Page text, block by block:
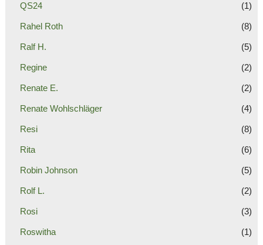
QS24 (1)
Rahel Roth (8)
Ralf H. (5)
Regine (2)
Renate E. (2)
Renate Wohlschläger (4)
Resi (8)
Rita (6)
Robin Johnson (5)
Rolf L. (2)
Rosi (3)
Roswitha (1)